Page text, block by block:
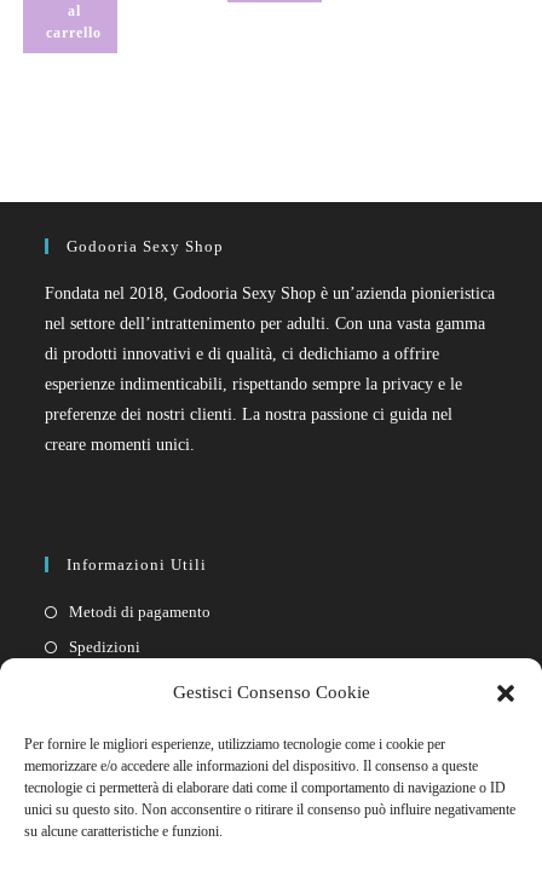
Gestisci Consenso Cookie
Per fornire le migliori esperienze, utilizziamo tecnologie come i cookie per
memorizzare e/o accedere alle informazioni del dispositivo. Il consenso a queste
tecnologie ci permetterà di elaborare dati come il comportamento di navigazione o ID
unici su questo sito. Non acconsentire o ritirare il consenso può influire negativamente
su alcune caratteristiche e funzioni.
al
carrello
Godooria Sexy Shop
Fondata nel 2018, Godooria Sexy Shop è un’azienda pionieristica
nel settore dell’intrattenimento per adulti. Con una vasta gamma
di prodotti innovativi e di qualità, ci dedichiamo a offrire
esperienze indimenticabili, rispettando sempre la privacy e le
preferenze dei nostri clienti. La nostra passione ci guida nel
creare momenti unici.
Informazioni Utili
Metodi di pagamento
Spedizioni
Cookie policy
Link Rapidi